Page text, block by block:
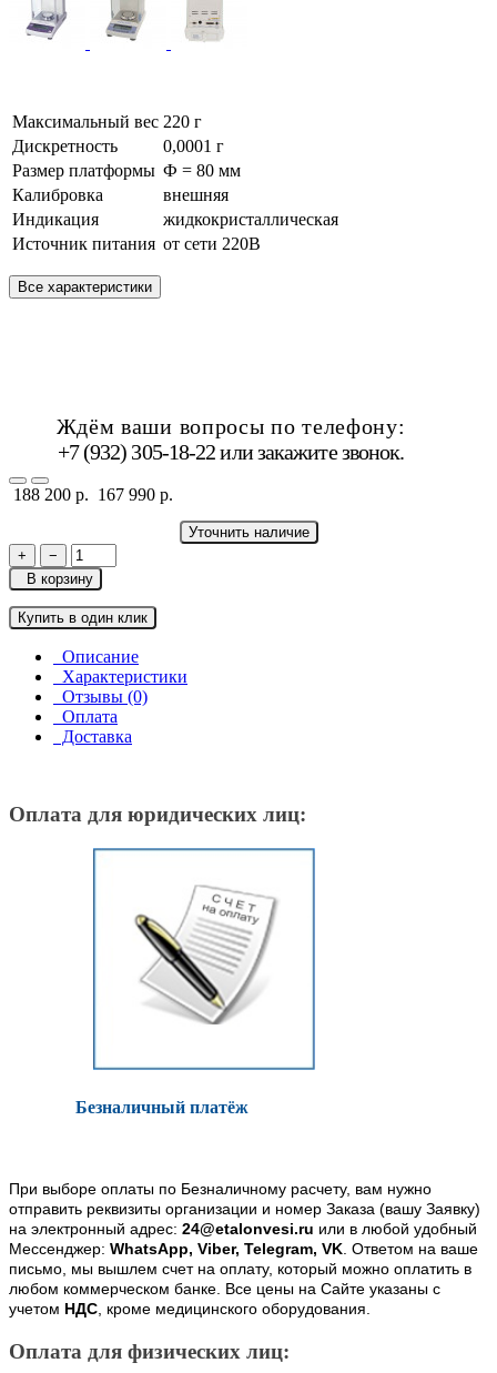
Максимальный вес 220 г
Дискретность
0,0001 г
Размер платформы Ф = 80 мм
Калибровка
внешняя
Индикация
жидкокристаллическая
Источник питания от сети 220В
Все характеристики
Ждём ваши вопросы по телефону:
+7 (932) 305-18-22 илизакажите звонок.
188 200 р. 167 990 р.
Уточнить наличие
+
−
В корзину
Купить в один клик
Описание
Характеристики
Отзывы (0)
Оплата
Доставка
Оплата для юридических лиц:
Безналичный платёж
При выборе оплаты по Безналичному расчету, вам нужно
отправить реквизиты организации и номер Заказа (вашу Заявку)
на электронный адрес: 24@etalonvesi.ru или в любой удобный
Мессенджер: WhatsApp, Viber, Telegram, VK. Ответом на ваше
письмо, мы вышлем счет на оплату, который можно оплатить в
любом коммерческом банке. Все цены на Сайте указаны с
учетом НДС, кроме медицинского оборудования.
Оплата для физических лиц: